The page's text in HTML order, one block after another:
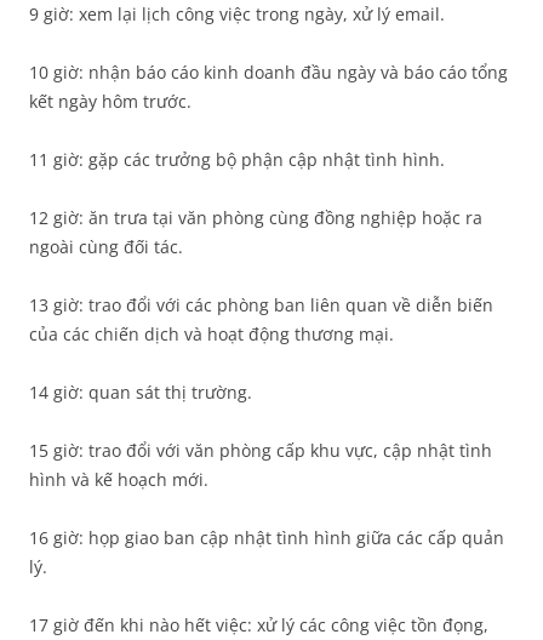
9 giờ: xem lại lịch công việc trong ngày, xử lý email.
10 giờ: nhận báo cáo kinh doanh đầu ngày và báo cáo tổng
kết ngày hôm trước.
11 giờ: gặp các trưởng bộ phận cập nhật tình hình.
12 giờ: ăn trưa tại văn phòng cùng đồng nghiệp hoặc ra
ngoài cùng đối tác.
13 giờ: trao đổi với các phòng ban liên quan về diễn biến
của các chiến dịch và hoạt động thương mại.
14 giờ: quan sát thị trường.
15 giờ: trao đổi với văn phòng cấp khu vực, cập nhật tình
hình và kế hoạch mới.
16 giờ: họp giao ban cập nhật tình hình giữa các cấp quản
lý.
17 giờ đến khi nào hết việc: xử lý các công việc tồn đọng,